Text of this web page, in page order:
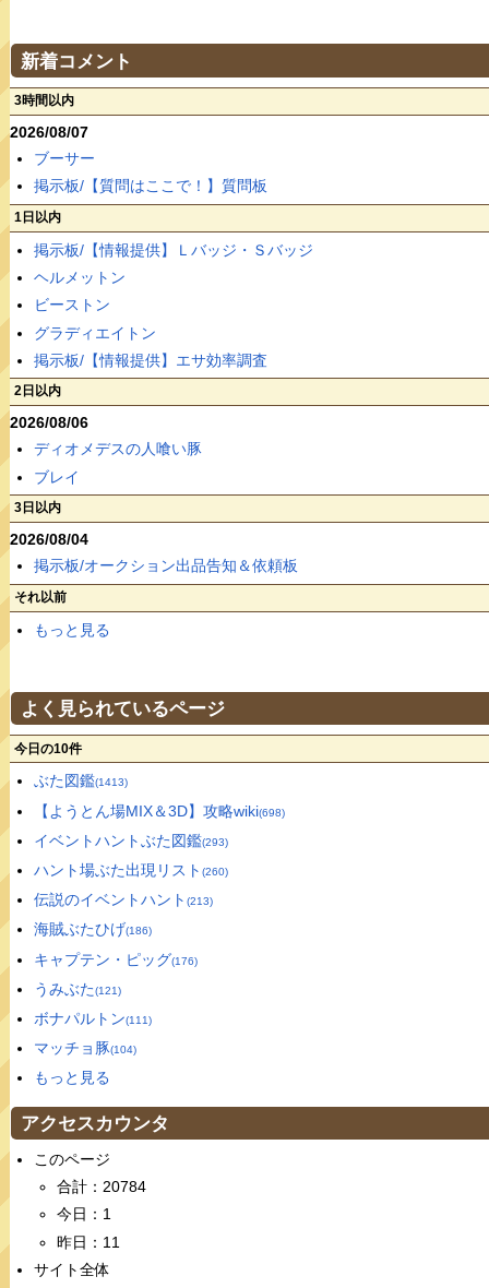
新着コメント
3時間以内
2026/08/07
ブーサー
掲示板/【質問はここで！】質問板
1日以内
掲示板/【情報提供】Ｌバッジ・Ｓバッジ
ヘルメットン
ビーストン
グラディエイトン
掲示板/【情報提供】エサ効率調査
2日以内
2026/08/06
ディオメデスの人喰い豚
ブレイ
3日以内
2026/08/04
掲示板/オークション出品告知＆依頼板
それ以前
もっと見る
よく見られているページ
今日の10件
ぶた図鑑(1413)
【ようとん場MIX＆3D】攻略wiki(698)
イベントハントぶた図鑑(293)
ハント場ぶた出現リスト (260)
伝説のイベントハント (213)
海賊ぶたひげ(186)
キャプテン・ピッグ(176)
うみぶた(121)
ボナパルトン(111)
マッチョ豚(104)
もっと見る
アクセスカウンタ
このページ
合計：20784
今日：1
昨日：11
サイト全体